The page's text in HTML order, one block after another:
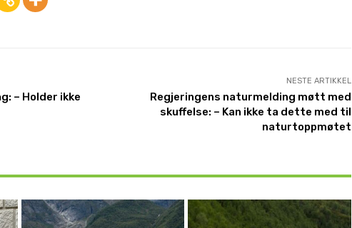
– Holder ikke
NESTE ARTIKKEL
Regjeringens naturmelding møtt med
skuffelse: – Kan ikke ta dette med til
naturtoppmøtet